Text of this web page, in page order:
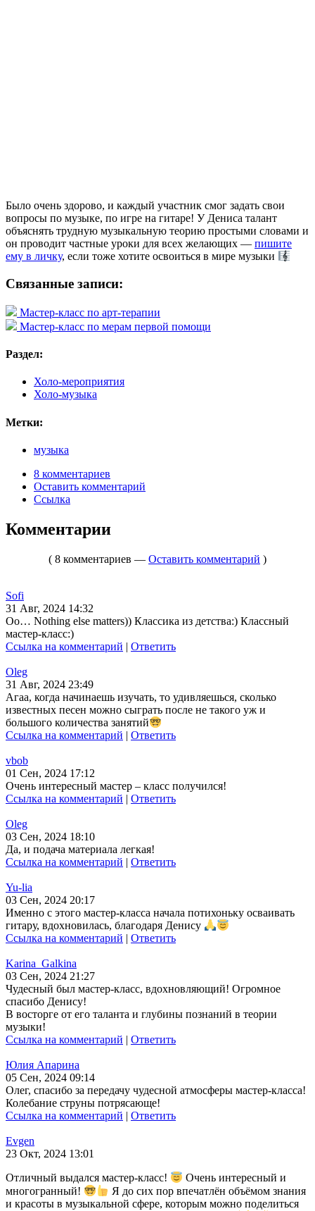
Было очень здорово, и каждый участник смог задать свои
вопросы по музыке, по игре на гитаре! У Дениса талант
объяснять трудную музыкальную теорию простыми словами и
он проводит частные уроки для всех желающих — пишите
ему в личку, если тоже хотите освоиться в мире музыки
Связанные записи:
Мастер-класс по арт-терапии
Мастер-класс по мерам первой помощи
Раздел:
Холо-мероприятия
Холо-музыка
Метки:
музыка
8 комментариев
Оставить комментарий
Ссылка
Комментарии
( 8 комментариев — Оставить комментарий )
Sofi
31 Авг, 2024 14:32
Оо… Nothing else matters)) Классика из детства:) Классный
мастер-класс:)
Ссылка на комментарий | Ответить
Oleg
31 Авг, 2024 23:49
Агаа, когда начинаешь изучать, то удивляешься, сколько
известных песен можно сыграть после не такого уж и
большого количества занятий
Ссылка на комментарий | Ответить
vbob
01 Сен, 2024 17:12
Очень интересный мастер – класс получился!
Ссылка на комментарий | Ответить
Oleg
03 Сен, 2024 18:10
Да, и подача материала легкая!
Ссылка на комментарий | Ответить
Yu-lia
03 Сен, 2024 20:17
Именно с этого мастер-класса начала потихоньку осваивать
гитару, вдохновилась, благодаря Денису
Ссылка на комментарий | Ответить
Karina_Galkina
03 Сен, 2024 21:27
Чудесный был мастер-класс, вдохновляющий! Огромное
спасибо Денису!
В восторге от его таланта и глубины познаний в теории
музыки!
Ссылка на комментарий | Ответить
Юлия Апарина
05 Сен, 2024 09:14
Олег, спасибо за передачу чудесной атмосферы мастер-класса!
Колебание струны потрясающе!
Ссылка на комментарий | Ответить
Evgen
23 Окт, 2024 13:01
Отличный выдался мастер-класс!
Очень интересный и
многогранный!
Я до сих пор впечатлён объёмом знания
и красоты в музыкальной сфере, которым можно поделиться